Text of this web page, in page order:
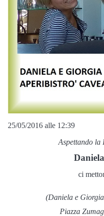
25/05/2016 alle 12:39
Aspettando
ci
(Daniela e
Piazza